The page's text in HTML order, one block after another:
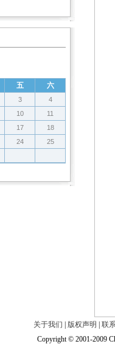
五 六
3
4
10
11
17
18
24
25
关于我们 版权声明
联
Copyright © 2001-2009